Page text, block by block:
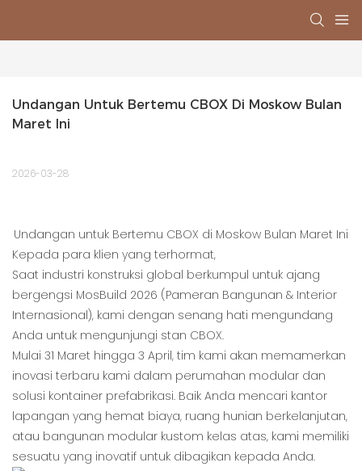
Undangan Untuk Bertemu CBOX Di Moskow Bulan
Maret Ini
2026-03-28
Undangan untuk Bertemu CBOX di Moskow Bulan Maret Ini
Kepada para klien yang terhormat,
Saat industri konstruksi global berkumpul untuk ajang
bergengsi MosBuild 2026 (Pameran Bangunan & Interior
Internasional), kami dengan senang hati mengundang
Anda untuk mengunjungi stan CBOX.
Mulai 31 Maret hingga 3 April, tim kami akan memamerkan
inovasi terbaru kami dalam perumahan modular dan
solusi kontainer prefabrikasi. Baik Anda mencari kantor
lapangan yang hemat biaya, ruang hunian berkelanjutan,
atau bangunan modular kustom kelas atas, kami memiliki
sesuatu yang inovatif untuk dibagikan kepada Anda.